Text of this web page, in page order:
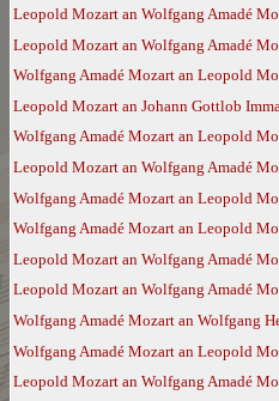
Leopold Mozart an Wolfgang Amadé
Leopold Mozart an Wolfgang Amadé
Wolfgang Amadé Mozart an Leopold
Leopold Mozart an Johann Gottlob
Wolfgang Amadé Mozart an Leopold
Leopold Mozart an Wolfgang Amadé
Wolfgang Amadé Mozart an Leopold
Wolfgang Amadé Mozart an Leopold
Leopold Mozart an Wolfgang Amadé
Leopold Mozart an Wolfgang Amadé
Wolfgang Amadé Mozart an Wolfgang
Wolfgang Amadé Mozart an Leopold
Leopold Mozart an Wolfgang Amadé